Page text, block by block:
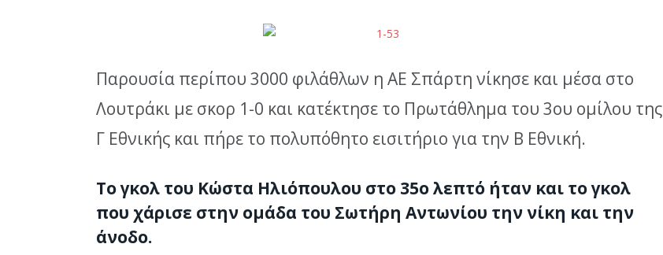
Παρουσία περίπου 3000 φιλάθλων η ΑΕ Σπάρτη νίκησε και μέσα στο
Λουτράκι με σκορ 1-0 και κατέκτησε το Πρωτάθλημα του 3ου ομίλου της
Γ Εθνικής και πήρε το πολυπόθητο εισιτήριο για την Β Εθνική.
Το γκολ του Κώστα Ηλιόπουλου στο 35ο λεπτό ήταν και το γκολ
που χάρισε στην ομάδα του Σωτήρη Αντωνίου την νίκη και την
άνοδο.